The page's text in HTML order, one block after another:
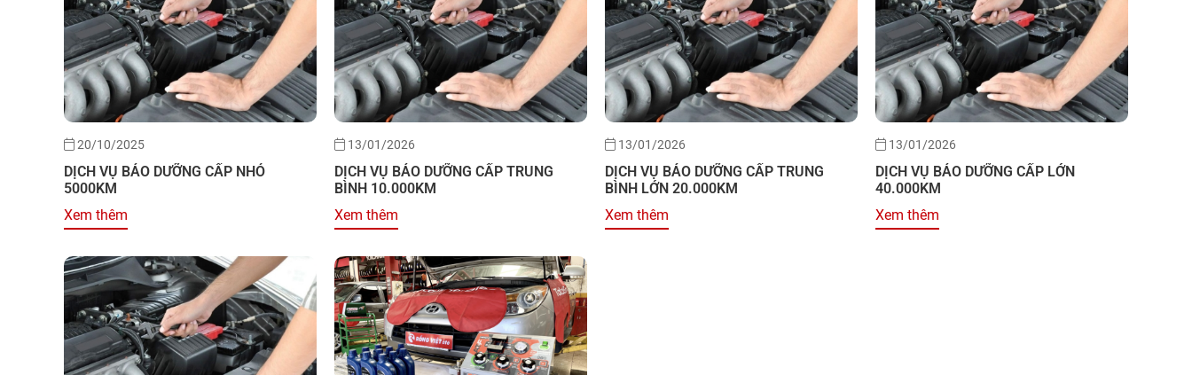
20/10/2025
DỊCH VỤ BẢO DƯỠNG CẤP NHỎ
5000KM
Xem thêm
13/01/2026
DỊCH VỤ BẢO DƯỠNG CẤP TRUNG
BÌNH 10.000KM
Xem thêm
13/01/2026
DỊCH VỤ BẢO DƯỠNG CẤP TRUNG
BÌNH LỚN 20.000KM
Xem thêm
13/01/2026
DỊCH VỤ BẢO DƯỠNG CẤP LỚN
40.000KM
Xem thêm